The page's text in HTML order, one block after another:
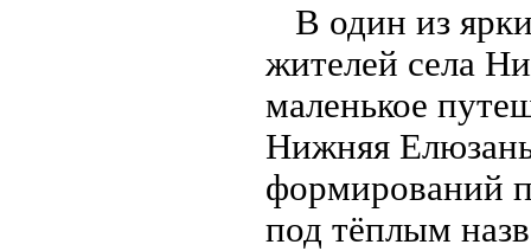
В один из
жителей села
маленькое
Нижняя
формирований
под тёплым